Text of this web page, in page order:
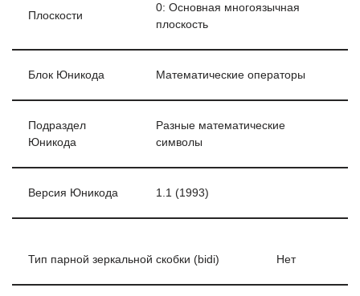
Плоскости
0: Основная многоязычная
плоскость
Блок Юникода Математические операторы
Подраздел
Юникода
Разные математические
символы
Версия Юникода 1.1 (1993)
Тип парной зеркальной скобки (bidi) Нет